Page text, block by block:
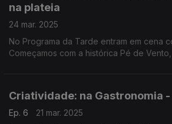
na plateia
24 mar. 2025
No Programa da Tarde entram em cena
Começamos com a histórica Pé de
Criatividade: na Gastronomia
Ep. 6
21 mar. 2025